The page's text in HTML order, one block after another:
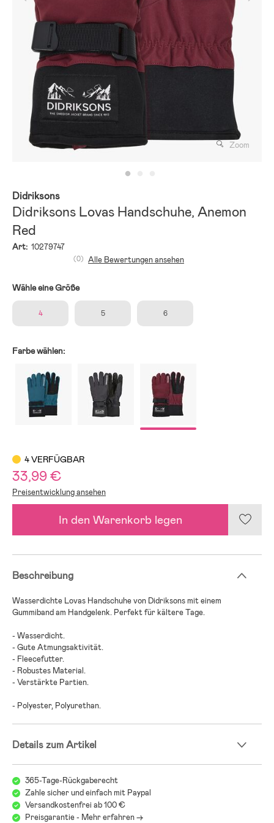
Zoom
Didriksons
Didriksons Lovas Handschuhe, Anemon
Red
Art: 10279747
(0) Alle Bewertungen ansehen
Wähle eine Größe
4 5 6
Farbe wählen:
4 VERFÜGBAR
33,99 €
Preisentwicklung ansehen
In den Warenkorb legen
Beschreibung
Wasserdichte Lovas Handschuhe von Didriksons mit einem
Gummiband am Handgelenk. Perfekt für kältere Tage.
- Wasserdicht.
- Gute Atmungsaktivität.
- Fleecefutter.
- Robustes Material.
- Verstärkte Partien.
- Polyester, Polyurethan.
Details zum Artikel
365-Tage-Rückgaberecht
Zahle sicher und einfach mit Paypal
Versandkostenfrei ab 100 €
Preisgarantie - Mehr erfahren ->